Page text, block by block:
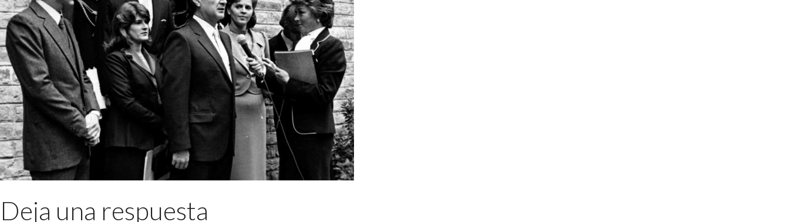
Deja una respuesta